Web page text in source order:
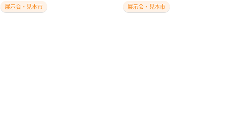
展示会・見本市 展示会・見本市